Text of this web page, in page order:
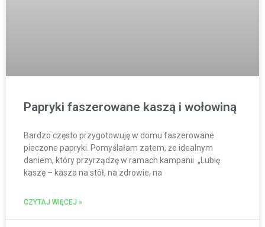
Papryki faszerowane kaszą i wołowiną
Bardzo często przygotowuję w domu faszerowane
pieczone papryki. Pomyślałam zatem, że idealnym
daniem, który przyrządzę w ramach kampanii „Lubię
kaszę – kasza na stół, na zdrowie, na
CZYTAJ WIĘCEJ »